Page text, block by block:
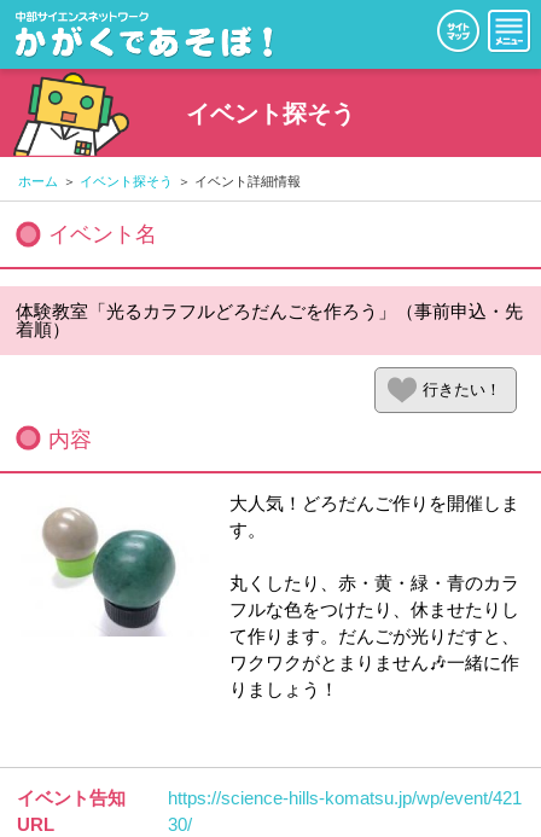
イベント探そう
ホーム イベント探そう イベント詳細情報
イベント名
体験教室「光るカラフルどろだんごを作ろう」（事前申込・先
着順）
行きたい！
内容
大人気！どろだんご作りを開催しま
す。
丸くしたり、赤・黄・緑・青のカラ
フルな色をつけたり、休ませたりし
て作ります。だんごが光りだすと、
ワクワクがとまりません🎶一緒に作
りましょう！
イベント告知
URL
https://science-hills-komatsu.jp/wp/event/421
30/